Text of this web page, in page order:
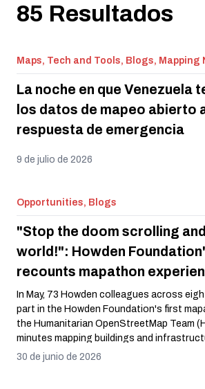
85 Resultados
Maps, Tech and Tools, Blogs, Mapping
La noche en que Venezuela
los datos de mapeo abierto
respuesta de emergencia
9 de julio de 2026
Opportunities, Blogs
"Stop the doom scrolling
world!": Howden
recounts mapathon
In May, 73 Howden colleagues across
part in the Howden Foundation's first
the Humanitarian OpenStreetMap Team
minutes mapping buildings and
MapSwipe tool, volunteers contributed to
30 de junio de 2026